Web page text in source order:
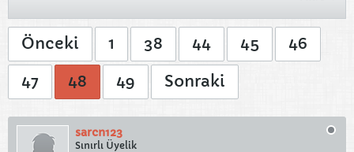
Önceki 1 38 44 45
46
47
48 49 Sonraki
sarcn123
Sınırlı Üyelik